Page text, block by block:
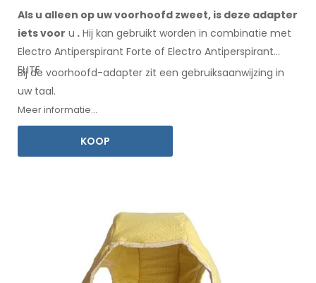
Als u alleen op uw voorhoofd zweet, is deze adapter
iets voor u . Hij kan gebruikt worden in combinatie met
Electro Antiperspirant Forte of Electro Antiperspirant
ELITE.
Bij de voorhoofd-adapter zit een gebruiksaanwijzing in
uw taal.
Meer informatie...
KOOP